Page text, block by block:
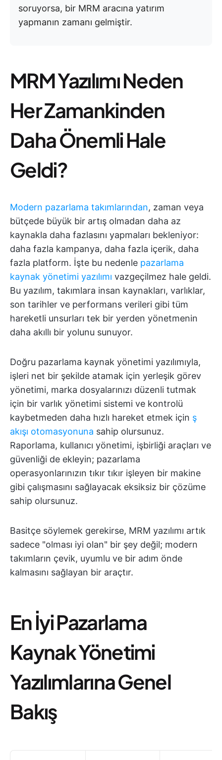
soruyorsa, bir MRM aracına yatırım
yapmanın zamanı gelmiştir.
MRM Yazılımı Neden
Her Zamankinden
Daha Önemli Hale
Geldi?
Modern pazarlama takımlarından, zaman veya
bütçede büyük bir artış olmadan daha az
kaynakla daha fazlasını yapmaları bekleniyor:
daha fazla kampanya, daha fazla içerik, daha
fazla platform. İşte bu nedenle pazarlama
kaynak yönetimi yazılımı vazgeçilmez hale geldi.
Bu yazılım, takımlara insan kaynakları, varlıklar,
son tarihler ve performans verileri gibi tüm
hareketli unsurları tek bir yerden yönetmenin
daha akıllı bir yolunu sunuyor.
Doğru pazarlama kaynak yönetimi yazılımıyla,
işleri net bir şekilde atamak için yerleşik görev
yönetimi, marka dosyalarınızı düzenli tutmak
için bir varlık yönetimi sistemi ve kontrolü
kaybetmeden daha hızlı hareket etmek için ş
akışı otomasyonuna sahip olursunuz.
Raporlama, kullanıcı yönetimi, işbirliği araçları ve
güvenliği de ekleyin; pazarlama
operasyonlarınızın tıkır tıkır işleyen bir makine
gibi çalışmasını sağlayacak eksiksiz bir çözüme
sahip olursunuz.
Basitçe söylemek gerekirse, MRM yazılımı artık
sadece "olması iyi olan" bir şey değil; modern
takımların çevik, uyumlu ve bir adım önde
kalmasını sağlayan bir araçtır.
En İyi Pazarlama
Kaynak Yönetimi
Yazılımlarına Genel
Bakış